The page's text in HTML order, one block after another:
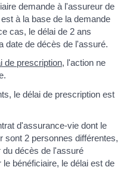
demande à l'assureur de
à la base de la demande
cas, le délai de 2 ans
date de décès de l'assuré.
de prescription, l'action ne
le délai de prescription est
d'assurance-vie dont le
sont 2 personnes différentes,
du décès de l'assuré
bénéficiaire, le délai est de